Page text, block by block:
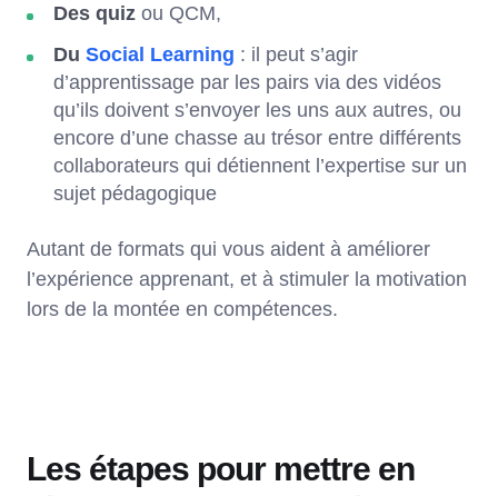
Des quiz ou QCM,
Du Social Learning : il peut s’agir
d’apprentissage par les pairs via des vidéos
qu’ils doivent s’envoyer les uns aux autres, ou
encore d’une chasse au trésor entre différents
collaborateurs qui détiennent l’expertise sur un
sujet pédagogique
Autant de formats qui vous aident à améliorer
l’expérience apprenant, et à stimuler la motivation
lors de la montée en compétences.
Les étapes pour mettre en